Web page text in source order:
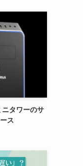
ニタワーのサ
ス